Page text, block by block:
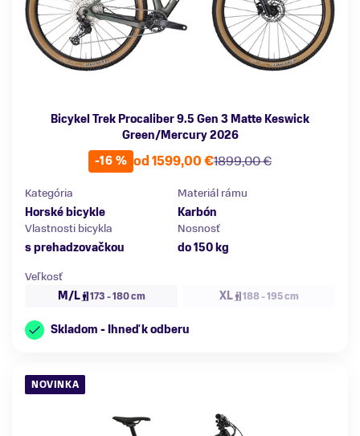
Bicykel Trek Procaliber 9.5 Gen 3 Matte Keswick
Green/Mercury 2026
-16 %
1899,00 €
od 1599,00 €
Kategória
Horské bicykle
Materiál rámu
Karbón
Vlastnosti bicykla
s prehadzovačkou
Nosnosť
do 150 kg
Veľkosť
M/L
173 - 180 cm XL 188 - 195 cm
Skladom - Ihneď k odberu
NOVINKA